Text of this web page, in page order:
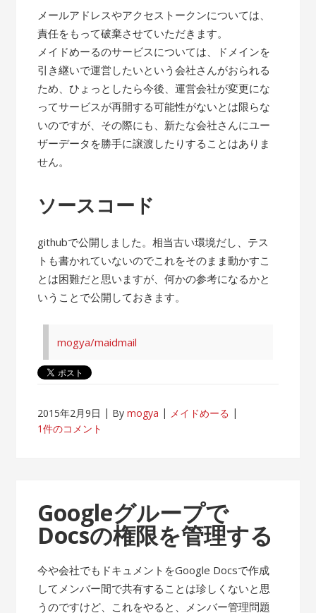
メールアドレスやアクセストークンについては、
責任をもって破棄させていただきます。
メイドめーるのサービスについては、ドメインを
引き継いで運営したいという会社さんがおられる
ため、ひょっとしたら今後、運営会社が変更にな
ってサービスが再開する可能性がないとは限らな
いのですが、その際にも、新たな会社さんにユー
ザーデータを勝手に譲渡したりすることはありま
せん。
ソースコード
githubで公開しました。相当古い環境だし、テス
トも書かれていないのでこれをそのまま動かすこ
とは困難だと思いますが、何かの参考になるかと
いうことで公開しておきます。
mogya/maidmail
2015年2月9日 Bymogya
メイドめーる
1件のコメント
Googleグループで
Docsの権限を管理する
今や会社でもドキュメントをGoogle Docsで作成
してメンバー間で共有することは珍しくないと思
うのですけど、これをやると、メンバー管理問題